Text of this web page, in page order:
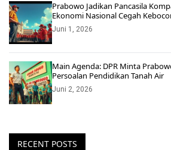
Prabowo Jadikan Pancasila
Ekonomi Nasional Cegah
Juni 1, 2026
Main Agenda: DPR Minta
Persoalan Pendidikan Tanah Air
Juni 2, 2026
RECENT POSTS